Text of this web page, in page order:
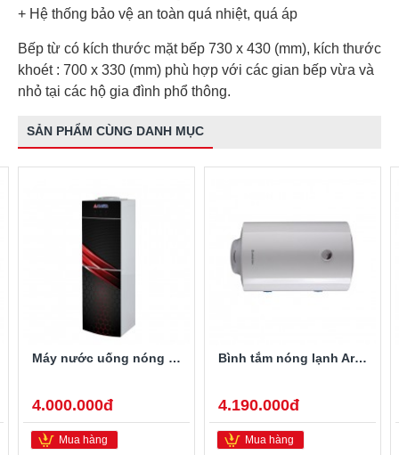
+ Hệ thống bảo vệ an toàn quá nhiệt, quá áp
Bếp từ có kích thước mặt bếp 730 x 430 (mm), kích thước
khoét : 700 x 330 (mm) phù hợp với các gian bếp vừa và
nhỏ tại các hộ gia đình phổ thông.
SẢN PHẨM CÙNG DANH MỤC
Máy nước uống nóng lạnh Alaska R-80
4.000.000đ
Mua hàng
Bình tắm nóng lạnh Ariston PRO-R40SH 2.5FE 40 Lít
4.190.000đ
Mua hàng